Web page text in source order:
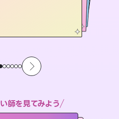
師を見てみよう